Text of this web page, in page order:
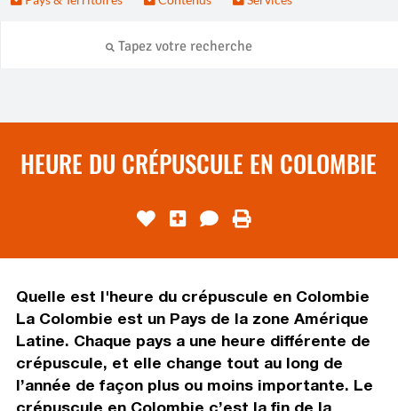
HEURE DU CRÉPUSCULE EN COLOMBIE
Quelle est l'heure du crépuscule en Colombie
La Colombie est un Pays de la zone Amérique
Latine. Chaque pays a une heure différente de
crépuscule, et elle change tout au long de
l’année de façon plus ou moins importante. Le
crépuscule en Colombie c’est la fin de la